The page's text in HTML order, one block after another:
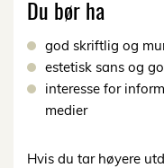
Du bør ha
god skriftlig og
estetisk sans og
interesse for
medier
Hvis du tar høyere